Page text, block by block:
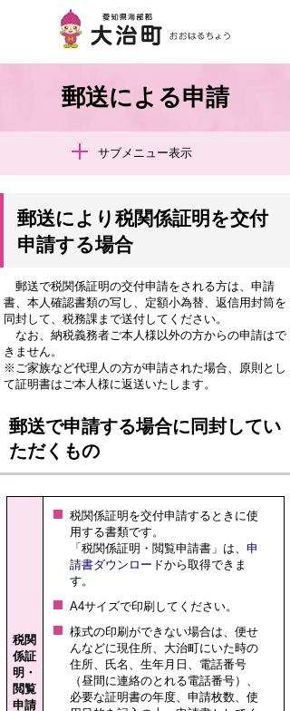
郵送による申請
サブメニュー表示
郵送により税関係証明を交付
申請する場合
郵送で税関係証明の交付申請をされる方は、申請
書、本人確認書類の写し、定額小為替、返信用封筒を
同封して、税務課まで送付してください。
なお、納税義務者ご本人様以外の方からの申請はで
きません。
※ご家族など代理人の方が申請された場合、原則とし
て証明書はご本人様に返送いたします。
郵送で申請する場合に同封してい
ただくもの
税関
係証
明・
閲覧
申請
税関係証明を交付申請するときに使
用する書類です。
「税関係証明・閲覧申請書」は、 申
請書ダウンロードから取得できま
す。
A4サイズで印刷してください。
様式の印刷ができない場合は、便せ
んなどに現住所、大治町にいた時の
住所、氏名、生年月日、電話番号
（昼間に連絡のとれる電話番号）、
必要な証明書の年度、申請枚数、使